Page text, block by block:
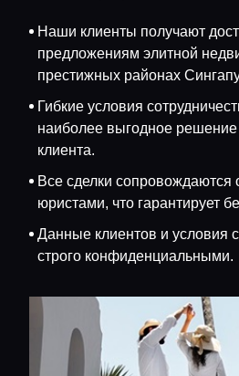
Наши клиенты получают
предложениям элитной
престижных районах
Гибкие условия
наиболее выгодное решение
клиента.
Все сделки
юристами, что гарантирует
Данные клиентов и условия
строго конфиденциальными.